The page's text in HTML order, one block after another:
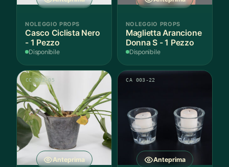
NOLEGGIO PROPS
Casco Ciclista Nero
- 1 Pezzo
Disponibile
NOLEGGIO PROPS
Maglietta Arancione
Donna S - 1 Pezzo
Disponibile
Anteprima
CC 002-05
Anteprima
CA 003-22